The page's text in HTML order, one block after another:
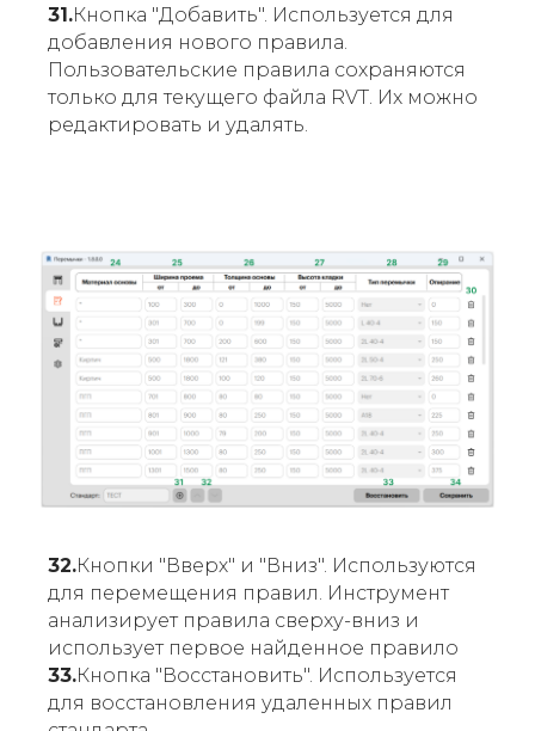
31.Кнопка "Добавить". Используется для
добавления нового правила.
Пользовательские правила сохраняются
только для текущего файла RVT. Их можно
редактировать и удалять.
32.Кнопки "Вверх" и "Вниз". Используются
для перемещения правил. Инструмент
анализирует правила сверху-вниз и
использует первое найденное правило
33.Кнопка "Восстановить". Используется
для восстановления удаленных правил